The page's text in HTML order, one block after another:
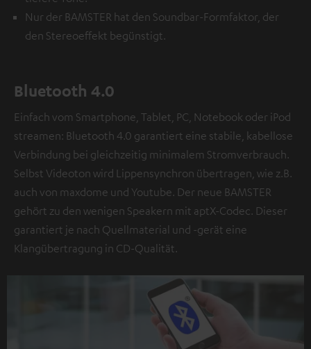
Nur der BAMSTER hat den Soundbar-Formfaktor, der
den Stereoeffekt begünstigt.
Bluetooth 4.0
Einfach vom Smartphone, Tablet, PC, Notebook oder iPod
streamen: Bluetooth 4.0 garantiert eine stabile, kabellose
Verbindung bei gleichzeitig minimalem Stromverbrauch.
Selbst Videoton wird Lippensynchron übertragen, wie z.B.
auch von maxdome und Youtube. Der neue BAMSTER
gehört zu den wenigen Speakern mit aptX-Codec. Dieser
garantiert je nach Quellmaterial und -gerät eine
Klangübertragung in CD-Qualität.